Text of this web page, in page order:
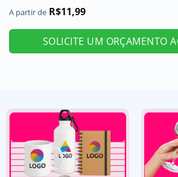
A partir de R$11,99
SOLICITE UM ORÇAMENTO